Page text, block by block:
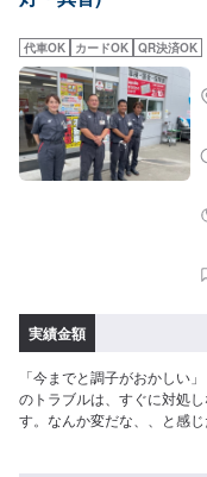
代車OK カードOK QR決済OK
実績金額
「今までと調子がおかしい
のトラブルは、すぐに対処
す。なんか変だな、、と感